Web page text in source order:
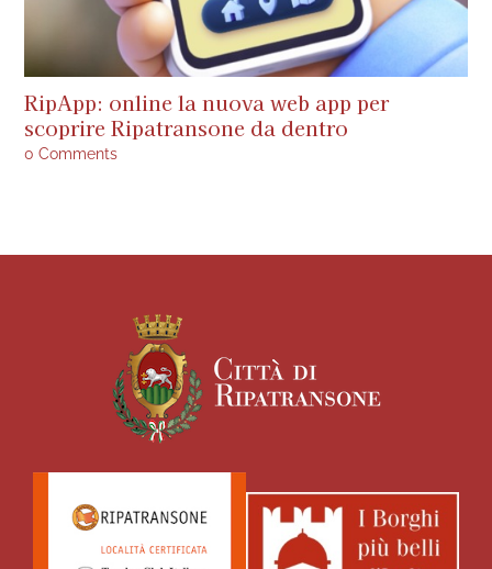
RipApp: online la nuova web app per
scoprire Ripatransone da dentro
0 Comments